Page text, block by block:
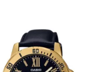
era:
$ 1.515.000.